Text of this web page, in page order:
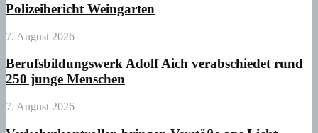
Polizeibericht Weingarten
7. August 2026
Berufsbildungswerk Adolf Aich verabschiedet rund
250 junge Menschen
7. August 2026